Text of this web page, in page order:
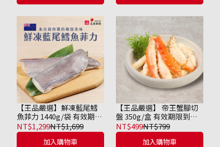
【王品嚴選】鮮凍藍尾鱈
魚菲力 1440g/袋 有效期限
到2026/09/14
NT$1,299NT$1,699
加入購物車
【王品嚴選】 帝王蟹腳切
盤 350g/盒 有效期限到
2026/10/31
NT$499NT$799
加入購物車